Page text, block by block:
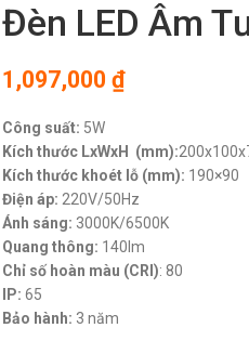
Đèn LED Âm
1,097,000 ₫
Công suất: 5W
Kích thước LxWxH (mm):
Kích thước khoét lỗ (mm): 190×90
Điện áp: 220V/50Hz
Ánh sáng: 3000K/6500K
Quang thông: 140lm
Chỉ số hoàn màu (CRI): 80
IP: 65
Bảo hành: 3 năm